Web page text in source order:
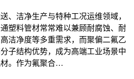
、洁净生产与特种工况运维领域，
塑料管材常常难以兼顾耐腐蚀、耐
洁净度等多重需求，而聚偏二氟乙
子结构优势，成为高端工业场景中
。作为氟聚合…